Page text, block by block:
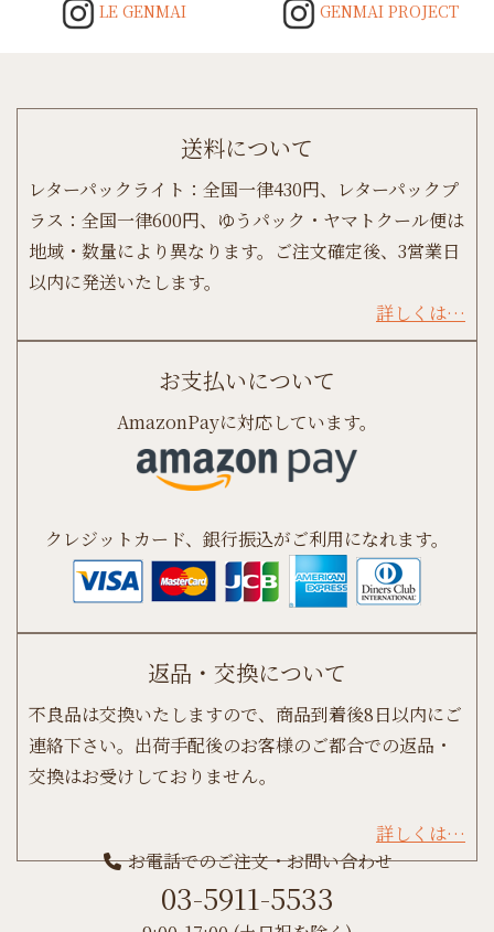
LE GENMAI GENMAI PROJECT
送料について
レターパックライト：全国一律430円、レターパックプ
ラス：全国一律600円、ゆうパック・ヤマトクール便は
地域・数量により異なります。ご注文確定後、3営業日
以内に発送いたします。
詳しくは…
お支払いについて
AmazonPayに対応しています。
クレジットカード、銀行振込がご利用になれます。
返品・交換について
不良品は交換いたしますので、商品到着後8日以内にご
連絡下さい。出荷手配後のお客様のご都合での返品・
交換はお受けしておりません。
詳しくは…
お電話でのご注文・お問い合わせ
03-5911-5533